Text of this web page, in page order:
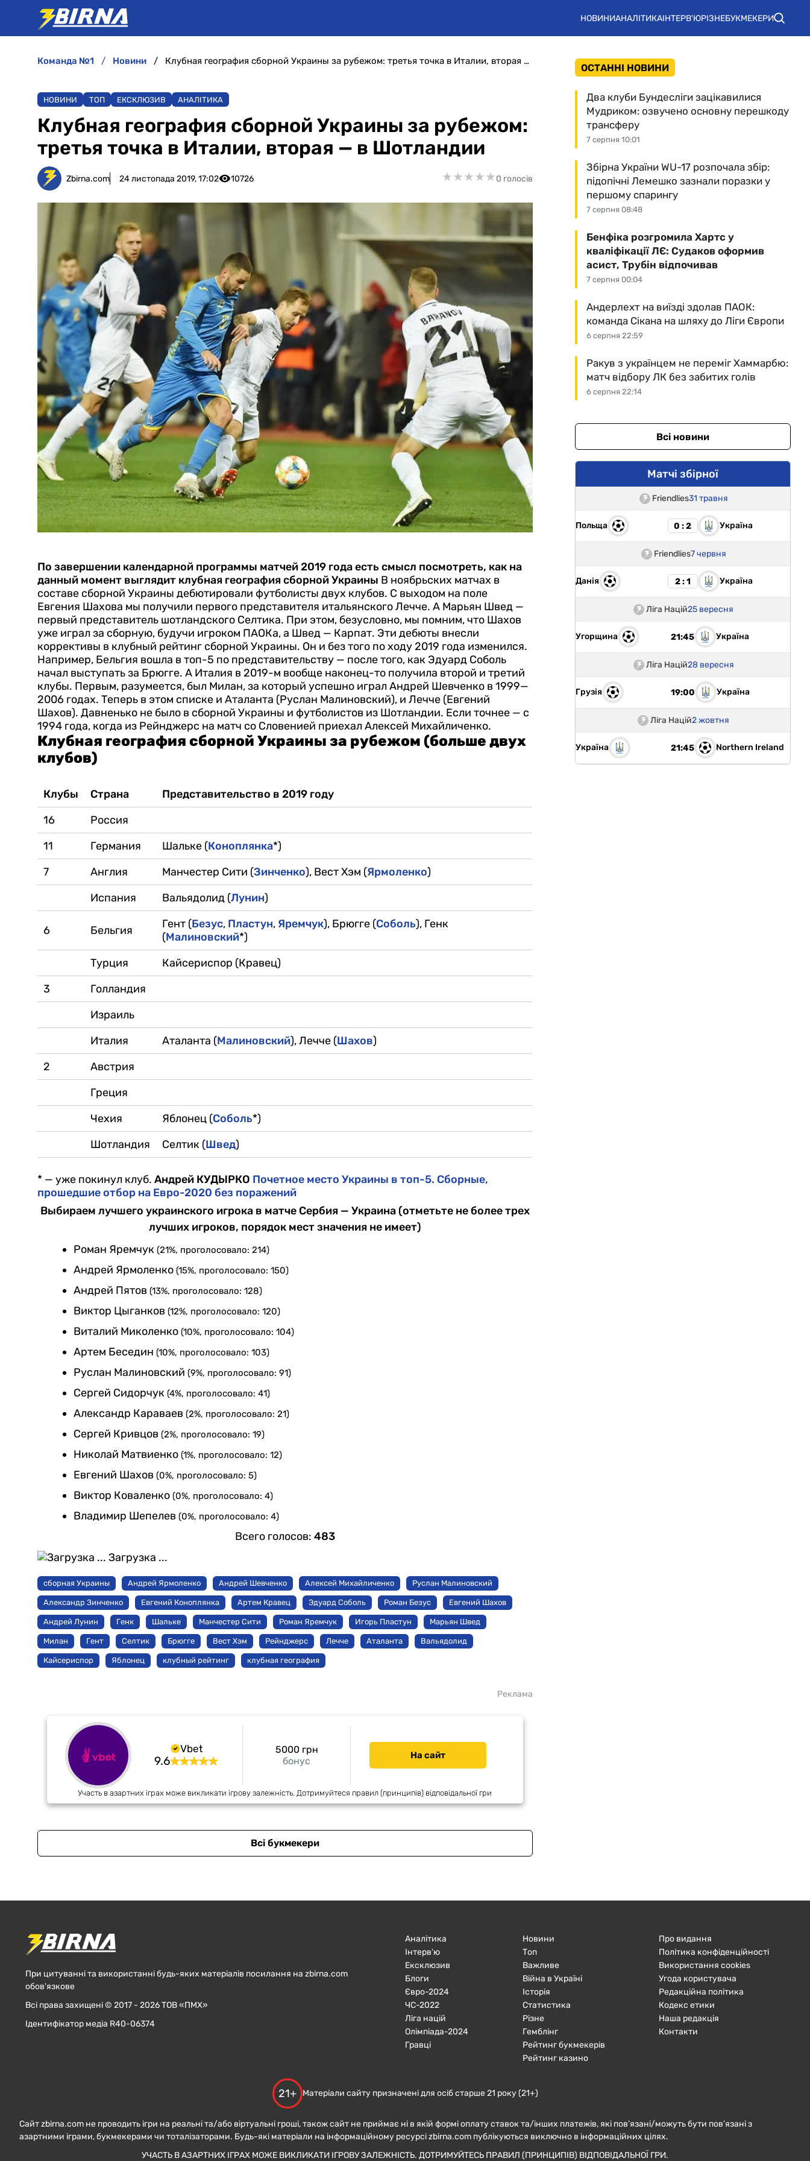
НОВИНИАНАЛІТИКАІНТЕРВ'ЮРІЗНЕБУКМЕКЕРИ
команда №1 новини Клубная география сборной Украины за рубежом: третья точка в Италии, вторая — в Шотландии
НОВИНИ ТОП ЕКСКЛЮЗИВ АНАЛІТИКА
Клубная география сборной Украины за рубежом:
третья точка в Италии, вторая — в Шотландии
Zbirna.com 24 листопада 2019, 17:02 10726 ★★★★★
★★★★★0 голосів
По завершении календарной программы матчей 2019 года есть смысл посмотреть, как на
данный момент выглядит клубная география сборной Украины В ноябрьских матчах в
составе сборной Украины дебютировали футболисты двух клубов. С выходом на поле
Евгения Шахова мы получили первого представителя итальянского Лечче. А Марьян Швед —
первый представитель шотландского Селтика. При этом, безусловно, мы помним, что Шахов
уже играл за сборную, будучи игроком ПАОКа, а Швед — Карпат. Эти дебюты внесли
коррективы в клубный рейтинг сборной Украины. Он и без того по ходу 2019 года изменился.
Например, Бельгия вошла в топ-5 по представительству — после того, как Эдуард Соболь
начал выступать за Брюгге. А Италия в 2019-м вообще наконец-то получила второй и третий
клубы. Первым, разумеется, был Милан, за который успешно играл Андрей Шевченко в 1999—
2006 годах. Теперь в этом списке и Аталанта (Руслан Малиновский), и Лечче (Евгений
Шахов). Давненько не было в сборной Украины и футболистов из Шотландии. Если точнее — с
1994 года, когда из Рейнджерс на матч со Словенией приехал Алексей Михайличенко.
Клубная география сборной Украины за рубежом (больше двух
клубов)
Клубы Страна
Представительство в 2019 году
16
Россия
11
Германия Шальке (Коноплянка*)
7
Англия Манчестер Сити (Зинченко), Вест Хэм (Ярмоленко)
Испания
Вальядолид (Лунин)
6 Бельгия Гент (Безус, Пластун, Яремчук), Брюгге (Соболь), Генк
(Малиновский*)
Турция
Кайсериспор (Кравец)
3
Голландия
Израиль
Италия
Аталанта (Малиновский), Лечче (Шахов)
2
Австрия
Греция
Чехия
Яблонец (Соболь*)
Шотландия
Селтик (Швед)
* — уже покинул клуб. Андрей КУДЫРКО Почетное место Украины в топ-5. Сборные,
прошедшие отбор на Евро-2020 без поражений
Выбираем лучшего украинского игрока в матче Сербия — Украина (отметьте не более трех
лучших игроков, порядок мест значения не имеет)
Роман Яремчук (21%, проголосовало: 214)
Андрей Ярмоленко (15%, проголосовало: 150)
Андрей Пятов (13%, проголосовало: 128)
Виктор Цыганков (12%, проголосовало: 120)
Виталий Миколенко (10%, проголосовало: 104)
Артем Беседин (10%, проголосовало: 103)
Руслан Малиновский (9%, проголосовало: 91)
Сергей Сидорчук (4%, проголосовало: 41)
Александр Караваев (2%, проголосовало: 21)
Сергей Кривцов (2%, проголосовало: 19)
Николай Матвиенко (1%, проголосовало: 12)
Евгений Шахов (0%, проголосовало: 5)
Виктор Коваленко (0%, проголосовало: 4)
Владимир Шепелев (0%, проголосовало: 4)
Всего голосов: 483
Загрузка ...
сборная Украины Андрей Ярмоленко Андрей Шевченко Алексей Михайличенко Руслан Малиновский
Александр Зинченко Евгений Коноплянка Артем Кравец Эдуард Соболь Роман Безус Евгений Шахов
Андрей Лунин Генк Шальке Манчестер Сити Роман Яремчук Игорь Пластун Марьян Швед
Милан Гент Селтик Брюгге Вест Хэм Рейнджерс Лечче Аталанта Вальядолид
Кайсериспор Яблонец клубный рейтинг клубная география
Реклама
Vbet
9.6 бонус
5000 грн На сайт
Участь в азартних іграх може викликати ігрову залежність. Дотримуйтеся правил (принципів) відповідальної гри
Всі букмекери
ОСТАННІ НОВИНИ
7 серпня 10:01
Два клуби Бундесліги зацікавилися
Мудриком: озвучено основну перешкоду
трансферу
7 серпня 08:48
Збірна України WU-17 розпочала збір:
підопічні Лемешко зазнали поразки у
першому спарингу
7 серпня 00:04
Бенфіка розгромила Хартс у
кваліфікації ЛЄ: Судаков оформив
асист, Трубін відпочивав
6 серпня 22:59
Андерлехт на виїзді здолав ПАОК:
команда Сікана на шляху до Ліги Європи
6 серпня 22:14
Ракув з українцем не переміг Хаммарбю:
матч відбору ЛК без забитих голів
Всі новини
Матчі збірної
Friendlies31 травня
Польща 0 : 2 Україна
Friendlies7 червня
Данія 2 : 1 Україна
Ліга Націй25 вересня
Угорщина 21:45 Україна
Ліга Націй28 вересня
Грузія 19:00 Україна
Ліга Націй2 жовтня
Україна 21:45 Northern Ireland
При цитуванні та використанні будь-яких матеріалів посилання на zbirna.com
обов'язкове
Всі права захищені © 2017 - 2026 ТОВ «ПМХ»
Ідентифікатор медіа R40-06374
Аналітика
Інтерв'ю
Ексклюзив
Блоги
Євро-2024
ЧC-2022
Ліга націй
Олімпіада-2024
Гравці
Новини
Топ
Важливе
Війна в Україні
Історія
Статистика
Різне
Гемблінг
Рейтинг букмекерів
Рейтинг казино
Про видання
Політика конфіденційності
Використання cookies
Угода користувача
Редакційна політика
Кодекс етики
Наша редакція
Контакти
21+ Матеріали сайту призначені для осіб старше 21 року (21+)
Сайт zbirna.com не проводить ігри на реальні та/або віртуальні гроші, також сайт не приймає ні в якій формі оплату ставок та/інших платежів, які пов’язані/можуть бути пов’язані з
азартними іграми, букмекерами чи тоталізаторами. Будь-які матеріали на інформаційному ресурсі zbirna.com публікуються виключно в інформаційних цілях.
УЧАСТЬ В АЗАРТНИХ ІГРАХ МОЖЕ ВИКЛИКАТИ ІГРОВУ ЗАЛЕЖНІСТЬ. ДОТРИМУЙТЕСЬ ПРАВИЛ (ПРИНЦИПІВ) ВІДПОВІДАЛЬНОЇ ГРИ.